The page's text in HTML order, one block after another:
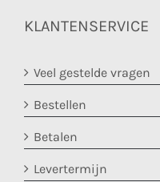
KLANTENSERVICE
Veel gestelde vragen
Bestellen
Betalen
Levertermijn